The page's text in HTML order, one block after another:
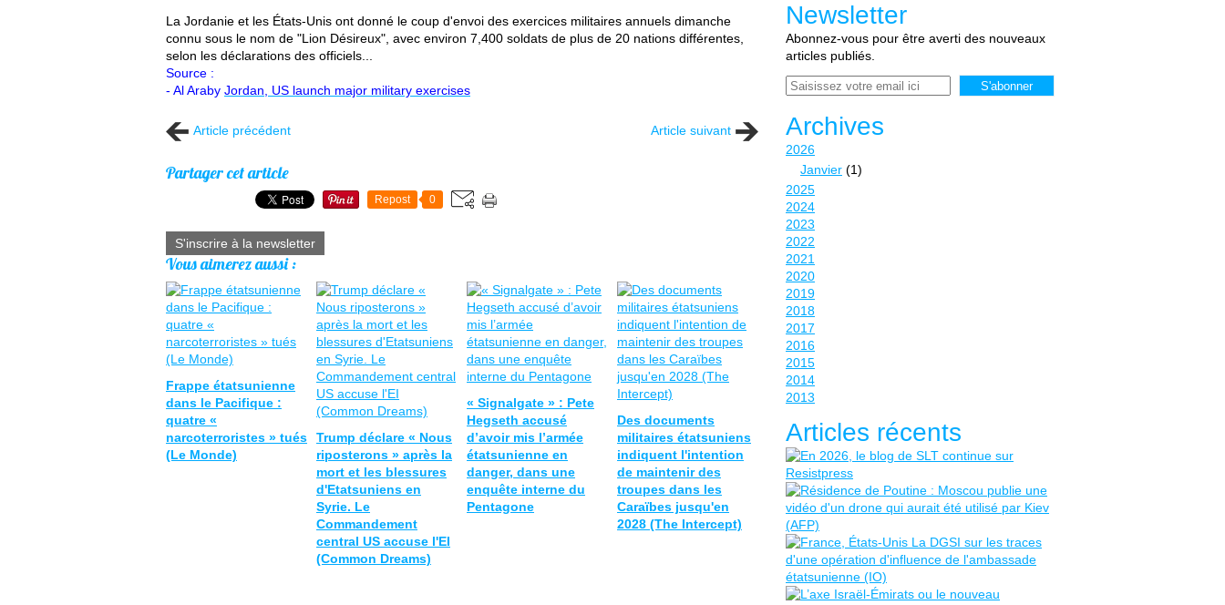
La Jordanie et les États-Unis ont donné le coup d'envoi des exercices militaires annuels dimanche
connu sous le nom de "Lion Désireux", avec environ 7,400 soldats de plus de 20 nations différentes,
selon les déclarations des officiels...
Source :
- Al Araby Jordan, US launch major military exercises
Article précédent Article suivant
Partager cet article
Repost 0
S'inscrire à la newsletter
Vous aimerez aussi :
Frappe étatsunienne
dans le Pacifique :
quatre «
narcoterroristes » tués
(Le Monde)
Trump déclare « Nous
riposterons » après la
mort et les blessures
d'Etatsuniens en
Syrie. Le
Commandement
central US accuse l'EI
(Common Dreams)
« Signalgate » : Pete
Hegseth accusé
d’avoir mis l’armée
étatsunienne en
danger, dans une
enquête interne du
Pentagone
Des documents
militaires étatsuniens
indiquent l'intention
de maintenir des
troupes dans les
Caraïbes jusqu'en
2028 (The Intercept)
Newsletter
Abonnez-vous pour être averti des nouveaux
articles publiés.
Email
Archives
2026
Janvier (1)
2025
2024
2023
2022
2021
2020
2019
2018
2017
2016
2015
2014
2013
Articles récents